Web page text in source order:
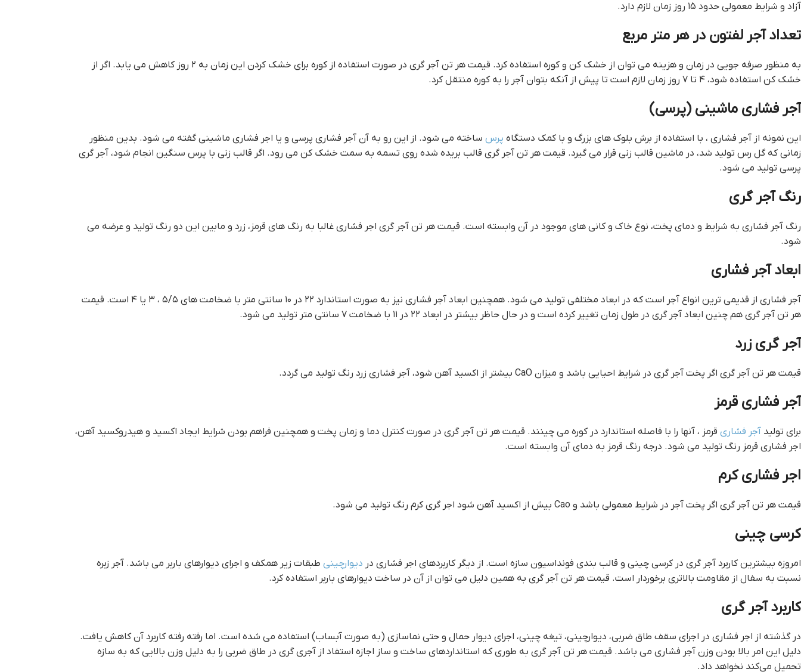
آزاد و شرایط معمولی حدود ۱۵ روز زمان لازم دارد.
تعداد آجر لفتون در هر متر مربع
به منظور صرفه جویی در زمان و هزینه می توان از خشک کن و کوره استفاده کرد. قيمت هر تن آجر گري در صورت استفاده از کوره برای خشک کردن این زمان به ۲ روز کاهش می یابد. اگر از
خشک کن استفاده شود، ۴ تا ۷ روز زمان لازم است تا پیش از آنکه بتوان آجر را به کوره منتقل کرد.
آجر فشاری ماشینی (پرسی)
این نمونه از آجر فشاری ، با استفاده از برش بلوک های بزرگ و با کمک دستگاه پرس ساخته می شود. از این رو به آن آجر فشاری پرسی و یا اجر فشاری ماشینی گفته می شود. بدین منظور
زمانی که گل رس تولید شد، در ماشین قالب زنی قرار می گیرد. قيمت هر تن آجر گري قالب بریده شده روی تسمه به سمت خشک کن می رود. اگر قالب زنی با پرس سنگین انجام شود، آجر گری
پرسی تولید می شود.
رنگ آجر گری
رنگ آجر فشاری به شرایط و دمای پخت، نوع خاک و کانی های موجود در آن وابسته است. قيمت هر تن آجر گري اجر فشاری غالبا به رنگ های قرمز، زرد و مابین این دو رنگ تولید و عرضه می
شود.
ابعاد آجر فشاری
آجر فشاری از قدیمی ترین انواع آجر است که در ابعاد مختلفی تولید می شود. همچنین ابعاد آجر فشاری نیز به صورت استاندارد ۲۲ در ۱۰ سانتی متر با ضخامت های ۵/۵ ، ۳ یا ۴ است. قيمت
هر تن آجر گري هم چنین ابعاد آجر گری در طول زمان تغییر کرده است و در حال حاظر بیشتر در ابعاد ۲۲ در ۱۱ با ضخامت ۷ سانتی متر تولید می شود.
آجر گری زرد
قيمت هر تن آجر گري اگر پخت آجر گری در شرایط احیایی باشد و میزان CaO بیشتر از اکسید آهن شود، آجر فشاری زرد رنگ تولید می گردد.
آجر فشاری قرمز
برای تولید آجر فشاری قرمز ، آنها را با فاصله استاندارد در کوره می چینند. قيمت هر تن آجر گري در صورت کنترل دما و زمان پخت و همچنین فراهم بودن شرایط ایجاد اکسید و هیدروکسید آهن،
اجر فشاری قرمز رنگ تولید می شود. درجه رنگ قرمز به دمای آن وابسته است.
اجر فشاری کرم
قيمت هر تن آجر گري اگر پخت آجر در شرایط معمولی باشد و Cao بیش از اکسید آهن شود اجر گری کرم رنگ تولید می شود.
کرسی چینی
امروزه بیشترین کاربرد آجر گری در کرسی چینی و قالب بندی فونداسیون سازه است. از دیگر کاربردهای اجر فشاری در دیوارچینی طبقات زیر همکف و اجرای دیوارهای باربر می باشد. آجر زبره
نسبت به سفال از مقاومت بالاتری برخوردار است. قيمت هر تن آجر گري به همین دلیل می توان از آن در ساخت دیوارهای باربر استفاده کرد.
کاربرد آجر گری
در گذشته از اجر فشاری در اجرای سقف طاق ضربی، دیوارچینی، تیغه چینی، اجرای دیوار حمال و حتی نماسازی (به صورت آبساب) استفاده می شده است. اما رفته رفته کاربرد آن کاهش یافت.
دلیل این امر بالا بودن وزن آجر فشاری می باشد. قيمت هر تن آجر گري به طوری که استانداردهای ساخت و ساز اجازه استفاد از آجری گری در طاق ضربی را به دلیل وزن بالایی که به سازه
تحمیل می‌کند نخواهد داد.